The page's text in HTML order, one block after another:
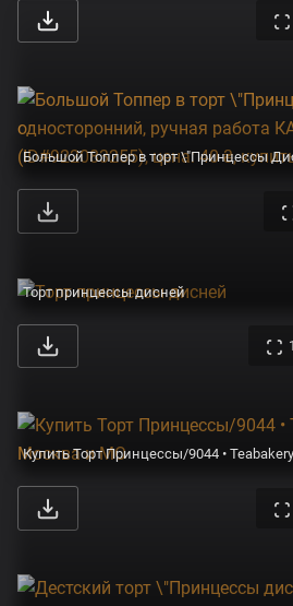
Торт принцессы дисней